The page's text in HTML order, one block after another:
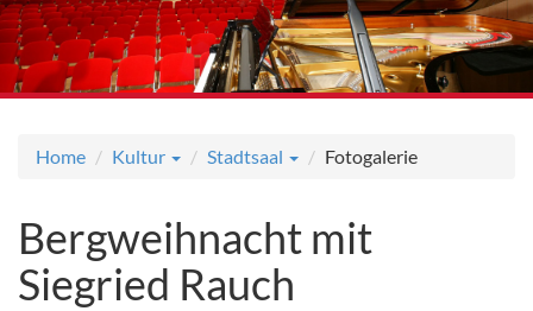
Home Kultur Stadtsaal Fotogalerie
Bergweihnacht mit
Siegried Rauch